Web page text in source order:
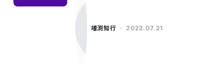
増渕知行 2022.07.21